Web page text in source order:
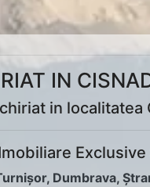
IN
in localitatea
Exclusive
, Dumbrava,